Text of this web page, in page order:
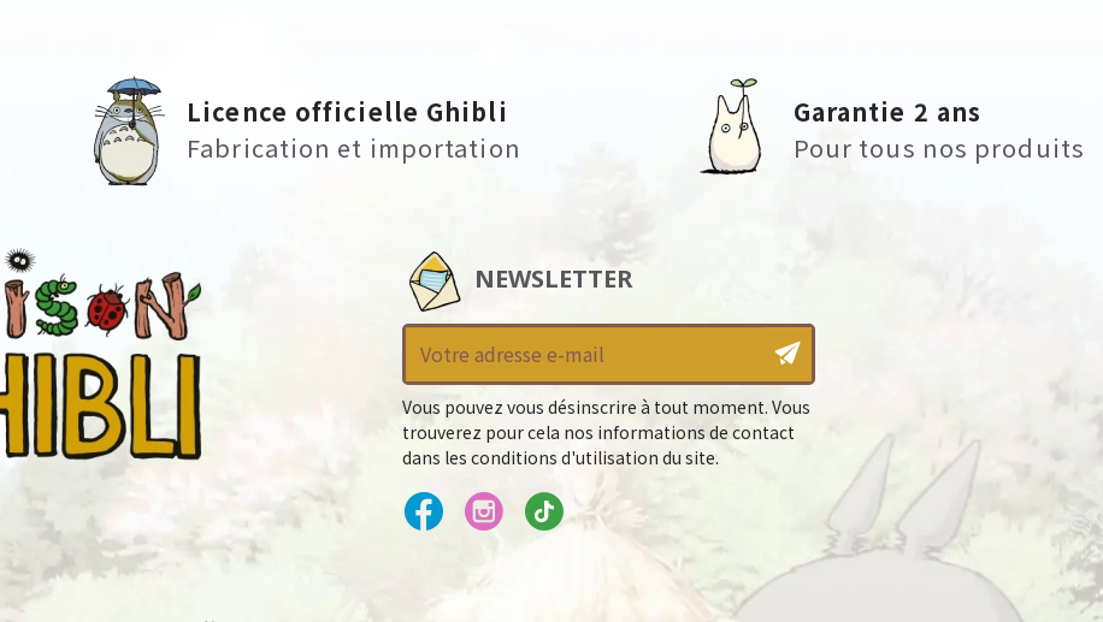
Licence officielle Ghibli
Fabrication et importation
Garantie 2 ans
Pour tous nos produits
NEWSLETTER
Vous pouvez vous désinscrire à tout moment. Vous
trouverez pour cela nos informations de contact
dans les conditions d'utilisation du site.